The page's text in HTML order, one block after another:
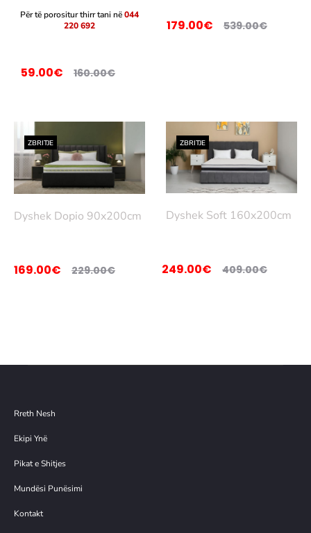
tep
ër
Për të porositur thirr tani në044
220 692
160.00€
59.00€
539.00€
179.00€
ZBRITJE
Dyshek Dopio 90x200cm
229.00€
169.00€
ZBRITJE
Dyshek Soft 160x200cm
409.00€
249.00€
Rreth Nesh
Ekipi Ynë
Pikat e Shitjes
Mundësi Punësimi
Kontakt